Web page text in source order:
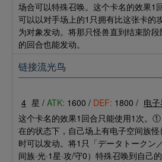
场合可以特殊召唤。这个卡名的效果1
可以以对手场上的1只拥有比这张卡的
为对象发动。将那只怪兽直到结束阶
的回合也能发动。
链接流光鸟
4 星 / ATK: 1600 / DEF: 1800 / 电子
这个卡名的效果1回合只能使用1次。
在的状态下，自己场上有电子空间族
时可以发动。将1只「データトークン
间族·光·1星·攻/守0）特殊召唤到自己的